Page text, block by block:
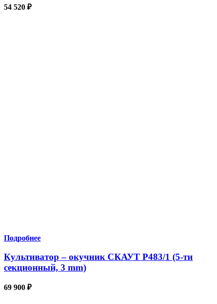
54 520 ₽
Подробнее
Культиватор – окучник СКАУТ P483/1 (5-ти
секционный, 3 mm)
69 900 ₽